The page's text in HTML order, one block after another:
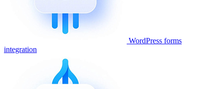
WordPress forms
integration